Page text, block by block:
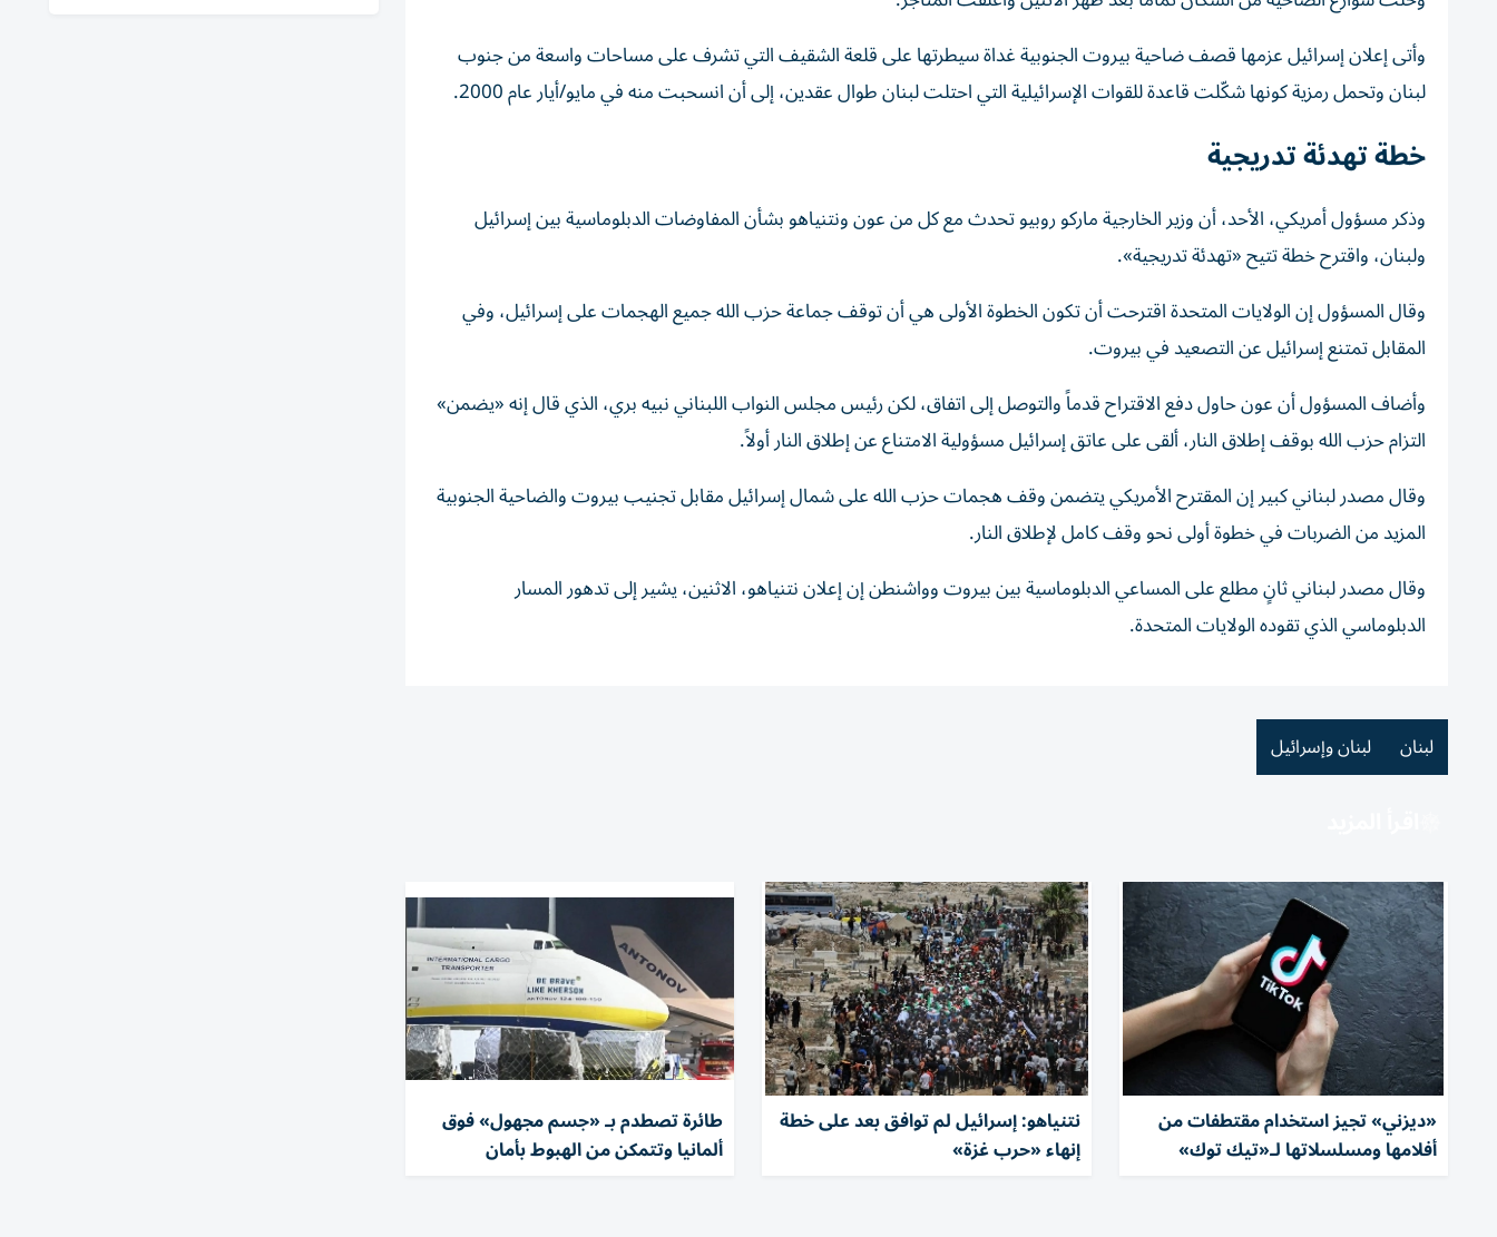
وأتى إعلان إسرائيل عزمها قصف ضاحية بيروت الجنوبية غداة سيطرتها على قلعة الشقيف التي تشرف على مساحات واسعة من جنوب
لبنان وتحمل رمزية كونها شكّلت قاعدة للقوات الإسرائيلية التي احتلت لبنان طوال عقدين، إلى أن انسحبت منه في مايو/أيار عام 2000.
خطة تهدئة تدريجية
وذكر مسؤول أمريكي، الأحد، أن وزير الخارجية ماركو روبيو تحدث مع كل من عون ونتنياهو بشأن المفاوضات الدبلوماسية بين إسرائيل
ولبنان، واقترح خطة تتيح «تهدئة تدريجية».
وقال المسؤول إن الولايات المتحدة اقترحت أن تكون الخطوة الأولى هي أن توقف جماعة حزب الله جميع الهجمات على إسرائيل، وفي
المقابل تمتنع إسرائيل عن التصعيد في ‌بيروت.
وأضاف المسؤول أن عون حاول دفع الاقتراح قدماً والتوصل إلى اتفاق، لكن رئيس مجلس ⁠النواب اللبناني نبيه بري، الذي قال إنه «يضمن»
التزام حزب الله بوقف إطلاق النار، ألقى على عاتق إسرائيل مسؤولية الامتناع عن إطلاق النار أولاً.
وقال مصدر لبناني كبير إن المقترح الأمريكي ⁠يتضمن وقف هجمات حزب الله على شمال إسرائيل مقابل تجنيب بيروت والضاحية الجنوبية
المزيد من الضربات في خطوة أولى نحو وقف كامل لإطلاق النار.
وقال مصدر لبناني ثانٍ مطلع على المساعي الدبلوماسية بين بيروت وواشنطن إن إعلان نتنياهو، الاثنين، يشير إلى تدهور المسار
الدبلوماسي الذي تقوده الولايات المتحدة.
لبنان لبنان وإسرائيل
«ديزني» تجيز استخدام مقتطفات من
أفلامها ومسلسلاتها لـ«تيك توك»
نتنياهو: إسرائيل لم توافق بعد على خطة
إنهاء «حرب غزة»
طائرة تصطدم بـ «جسم مجهول» فوق
ألمانيا وتتمكن من الهبوط بأمان